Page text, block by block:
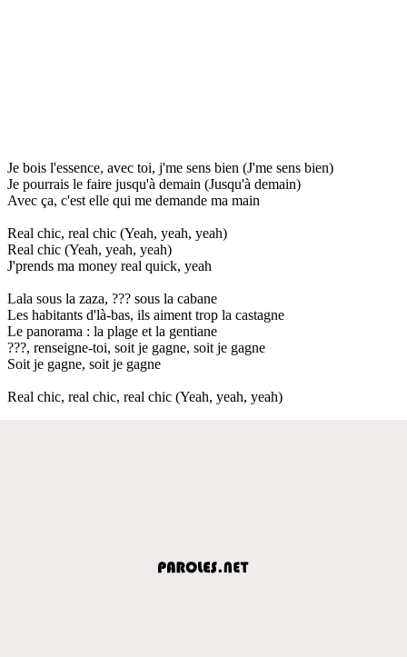
Je bois l'essence, avec toi, j'me sens bien (J'me sens bien)
Je pourrais le faire jusqu'à demain (Jusqu'à demain)
Avec ça, c'est elle qui me demande ma main
Real chic, real chic (Yeah, yeah, yeah)
Real chic (Yeah, yeah, yeah)
J'prends ma money real quick, yeah
Lala sous la zaza, ??? sous la cabane
Les habitants d'là-bas, ils aiment trop la castagne
Le panorama : la plage et la gentiane
???, renseigne-toi, soit je gagne, soit je gagne
Soit je gagne, soit je gagne
Real chic, real chic, real chic (Yeah, yeah, yeah)